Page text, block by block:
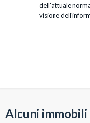
dell'attuale
visione
Alcuni